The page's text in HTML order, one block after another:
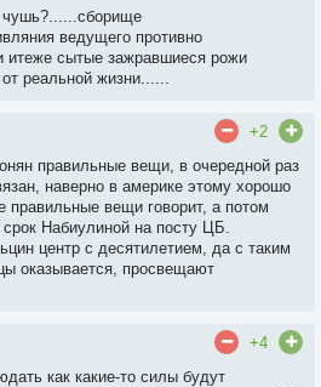
чушь?......сборище
ведущего противно
итеже сытые зажравшиеся рожи
реальной жизни......
+2
правильные вещи, в очередной раз
наверно в америке этому хорошо
правильные вещи говорит, а потом
Набиулиной на посту ЦБ.
центр с десятилетием, да с таким
оказывается, просвещают
+4
как какие-то силы будут